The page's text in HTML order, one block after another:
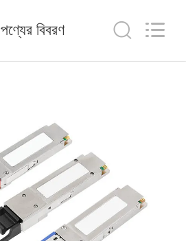
পণ্যের বিবরণ